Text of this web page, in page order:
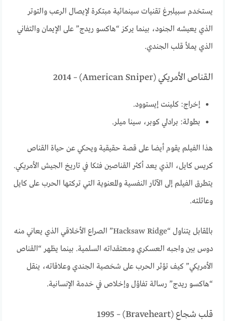
يستخدم سبيلبرغ تقنيات سينمائية مبتكرة لإيصال الرعب والتوتر
الذي يعيشه الجنود، بينما يركز “هاكسو ريدج” على الإيمان والتفاني
الذي يملأ قلب الجندي.
القناص الأمريكي (American Sniper) – 2014
إخراج: كلينت إيستوود.
بطولة: برادلي كوبر، سينا ميلر.
هذا الفيلم يقوم أيضا على قصة حقيقية ويحكي عن حياة القناص
كريس كايل، الذي يعد أكثر القناصين فتكا في تاريخ الجيش الأمريكي.
يتطرق الفيلم إلى الآثار النفسية والمعنوية التي تركتها الحرب على كايل
وعائلته.
بالمقابل يتناول “Hacksaw Ridge” الصراع الأخلاقي الذي يعاني منه
دوس بين واجبه العسكري ومعتقداته السلمية. بينما يظهر “القناص
الأمريكي” كيف تؤثر الحرب على شخصية الجندي وعلاقاته، ينقل
“هاكسو ريدج” رسالة تفاؤل وإخلاص في خدمة الإنسانية.
قلب شجاع (Braveheart) – 1995